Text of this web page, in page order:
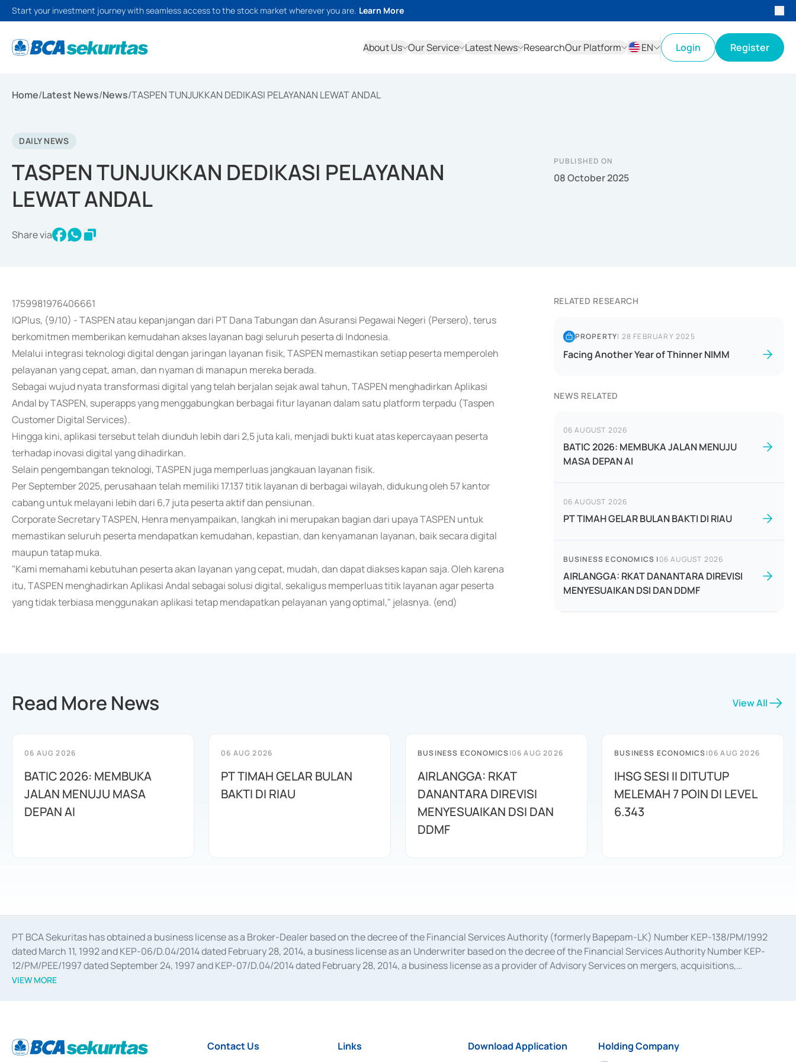
Start your investment journey with seamless access to the stock market wherever you are. Learn More
About Us Our Service Latest News ResearchOur Platform
EN
Login Register
Home/Latest News/News/TASPEN TUNJUKKAN DEDIKASI PELAYANAN LEWAT ANDAL
DAILY NEWS
TASPEN TUNJUKKAN DEDIKASI PELAYANAN
LEWAT ANDAL
Share via
PUBLISHED ON
08 October 2025
1759981976406661
IQPlus, (9/10) - TASPEN atau kepanjangan dari PT Dana Tabungan dan Asuransi Pegawai Negeri (Persero), terus
berkomitmen memberikan kemudahan akses layanan bagi seluruh peserta di Indonesia.
Melalui integrasi teknologi digital dengan jaringan layanan fisik, TASPEN memastikan setiap peserta memperoleh
pelayanan yang cepat, aman, dan nyaman di manapun mereka berada.
Sebagai wujud nyata transformasi digital yang telah berjalan sejak awal tahun, TASPEN menghadirkan Aplikasi
Andal by TASPEN, superapps yang menggabungkan berbagai fitur layanan dalam satu platform terpadu (Taspen
Customer Digital Services).
Hingga kini, aplikasi tersebut telah diunduh lebih dari 2,5 juta kali, menjadi bukti kuat atas kepercayaan peserta
terhadap inovasi digital yang dihadirkan.
Selain pengembangan teknologi, TASPEN juga memperluas jangkauan layanan fisik.
Per September 2025, perusahaan telah memiliki 17.137 titik layanan di berbagai wilayah, didukung oleh 57 kantor
cabang untuk melayani lebih dari 6,7 juta peserta aktif dan pensiunan.
Corporate Secretary TASPEN, Henra menyampaikan, langkah ini merupakan bagian dari upaya TASPEN untuk
memastikan seluruh peserta mendapatkan kemudahan, kepastian, dan kenyamanan layanan, baik secara digital
maupun tatap muka.
"Kami memahami kebutuhan peserta akan layanan yang cepat, mudah, dan dapat diakses kapan saja. Oleh karena
itu, TASPEN menghadirkan Aplikasi Andal sebagai solusi digital, sekaligus memperluas titik layanan agar peserta
yang tidak terbiasa menggunakan aplikasi tetap mendapatkan pelayanan yang optimal," jelasnya. (end)
RELATED RESEARCH
PROPERTY| 28 FEBRUARY 2025
Facing Another Year of Thinner NIMM
NEWS RELATED
06 AUGUST 2026
BATIC 2026: MEMBUKA JALAN MENUJU
MASA DEPAN AI
06 AUGUST 2026
PT TIMAH GELAR BULAN BAKTI DI RIAU
BUSINESS ECONOMICS |06 AUGUST 2026
AIRLANGGA: RKAT DANANTARA DIREVISI
MENYESUAIKAN DSI DAN DDMF
Read More News View All
06 AUG 2026
BATIC 2026: MEMBUKA
JALAN MENUJU MASA
DEPAN AI
06 AUG 2026
PT TIMAH GELAR BULAN
BAKTI DI RIAU
BUSINESS ECONOMICS|06 AUG 2026
AIRLANGGA: RKAT
DANANTARA DIREVISI
MENYESUAIKAN DSI DAN
DDMF
BUSINESS ECONOMICS|06 AUG 2026
IHSG SESI II DITUTUP
MELEMAH 7 POIN DI LEVEL
6.343
PT BCA Sekuritas has obtained a business license as a Broker-Dealer based on the decree of the Financial Services Authority (formerly Bapepam-LK) Number KEP-138/PM/1992
dated March 11, 1992 and KEP-06/D.04/2014 dated February 28, 2014, a business license as an Underwriter based on the decree of the Financial Services Authority Number KEP-
12/PM/PEE/1997 dated September 24, 1997 and KEP-07/D.04/2014 dated February 28, 2014, a business license as a provider of Advisory Services on mergers, acquisitions,
divestments, and joint ventures based on the decree of the Financial Services Authority Number S-67/PM.21/2014 dated February 28, 2014, a business license as a provider of
Settlement of Commercial Paper Transactions whose license was issued in 2018.
VIEW MORE
Contact Us Links Download Application Holding Company